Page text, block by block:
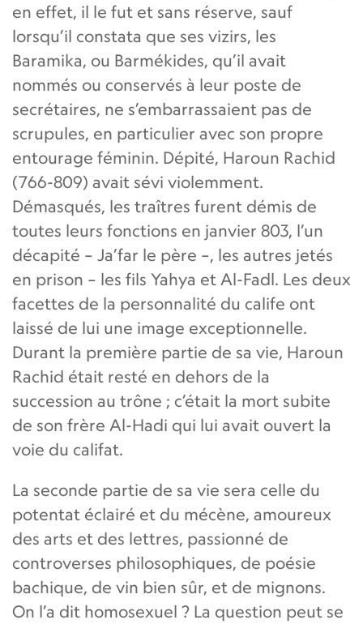
en effet, il le fut et sans réserve, sauf
lorsqu’il constata que ses vizirs, les
Baramika, ou Barmékides, qu’il avait
nommés ou conservés à leur poste de
secrétaires, ne s’embarrassaient pas de
scrupules, en particulier avec son propre
entourage féminin. Dépité, Haroun Rachid
(766-809) avait sévi violemment.
Démasqués, les traîtres furent démis de
toutes leurs fonctions en janvier 803, l’un
décapité – Ja’far le père –, les autres jetés
en prison – les fils Yahya et Al-Fadl. Les deux
facettes de la personnalité du calife ont
laissé de lui une image exceptionnelle.
Durant la première partie de sa vie, Haroun
Rachid était resté en dehors de la
succession au trône ; c’était la mort subite
de son frère Al-Hadi qui lui avait ouvert la
voie du califat.
La seconde partie de sa vie sera celle du
potentat éclairé et du mécène, amoureux
des arts et des lettres, passionné de
controverses philosophiques, de poésie
bachique, de vin bien sûr, et de mignons.
On l’a dit homosexuel ? La question peut se